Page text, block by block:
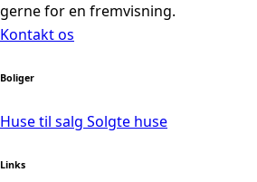
gerne for en fremvisning.
Kontakt os
Boliger
Huse til salg Solgte huse
Links